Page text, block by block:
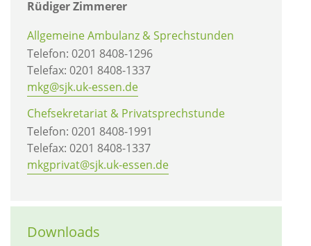
Rüdiger Zimmerer
Allgemeine Ambulanz & Sprechstunden
Telefon: 0201 8408-1296
Telefax: 0201 8408-1337
mkg@sjk.uk-essen.de
Chefsekretariat & Privatsprechstunde
Telefon: 0201 8408-1991
Telefax: 0201 8408-1337
mkgprivat@sjk.uk-essen.de
Downloads